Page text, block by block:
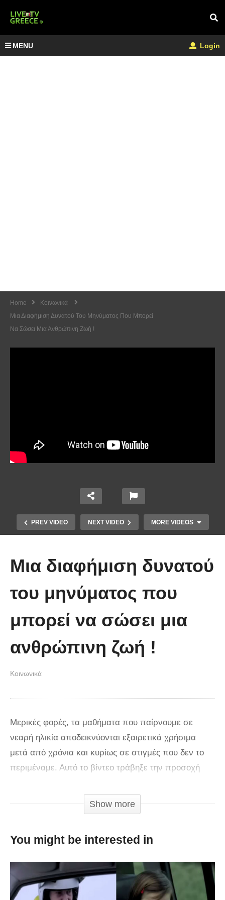
MENU Login
Home
Κοινωνικά
Μια Διαφήμιση Δυνατού Του Μηνύματος Που Μπορεί
Να Σώσει Μια Ανθρώπινη Ζωή !
PREV VIDEO NEXT VIDEO MORE VIDEOS
Ένα ζευγάρι τον πρώτο χρόνο VS
(Βίντεο)
Μια διαφήμιση δυνατού
του μηνύματος που
μπορεί να σώσει μια
ανθρώπινη ζωή !
Κοινωνικά
Μερικές φορές, τα μαθήματα που παίρνουμε σε
νεαρή ηλικία αποδεικνύονται εξαιρετικά χρήσιμα
μετά από χρόνια και κυρίως σε στιγμές που δεν το
περιμέναμε. Αυτό το βίντεο τράβηξε την προσοχή
σώσει μια ανθρώπινη ζωή. Η διαφήμιση
δημιουργήθηκε από την εταιρία Not Norm του Cape
South Africa, και μπορεί να είναι μικρή και απλή
Οι γονείς εγγράφουν τα παιδιά τους στους
Show more
You might be interested in